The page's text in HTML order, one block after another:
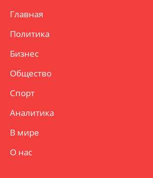
Главная
Политика
Бизнес
Общество
Спорт
Аналитика
В мире
О нас